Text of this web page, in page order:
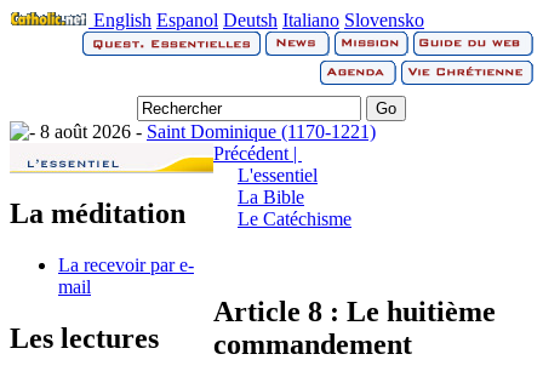
English Espanol Deutsh Italiano Slovensko
8 août 2026 - Saint Dominique (1170-1221)
La méditation
La recevoir par e-
mail
Les lectures
Précédent |
L'essentiel
La Bible
Le Catéchisme
Article 8 : Le huitième
commandement